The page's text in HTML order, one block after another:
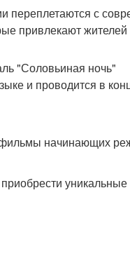
переплетаются с
привлекают жителей
"Соловьиная ночь"
и проводится в
начинающих